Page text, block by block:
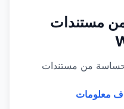
مستندات